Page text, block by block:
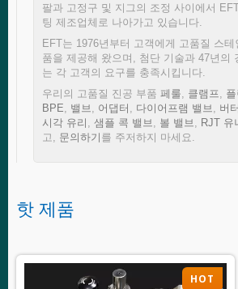
팔과 고정구 및 지그의 조정 사이에서
팅 제조업체로 나아가고 있습니다.
EFT는 1976년부터 고객에게 고품질 스
품을 제공해 왔으며, 첨단 기술과 47년의
는 각 고객의 요구를 충족시킵니다.
우리의 고품질 진공 부품 페룰, 클램프,
BPE, 밸브, 어댑터 , 다이어프램 밸브, 버
시각 유리 , 샘플 콕 밸브, 볼 밸브, RJT 유
고, 문의하기 를 주저하지 마세요.
핫 제품
HOT